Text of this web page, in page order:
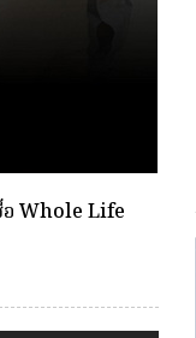
ดการ กองทุน
พ